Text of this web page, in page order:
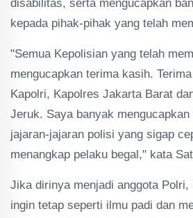
disabilitas, serta mengucapkan
kepada pihak-pihak yang telah
"Semua Kepolisian yang telah
mengucapkan terima kasih.
Kapolri, Kapolres Jakarta Barat
Jeruk. Saya banyak
jajaran-jajaran polisi yang sigap
menangkap pelaku begal," kata
Jika dirinya menjadi anggota Polri,
ingin tetap seperti ilmu padi dan